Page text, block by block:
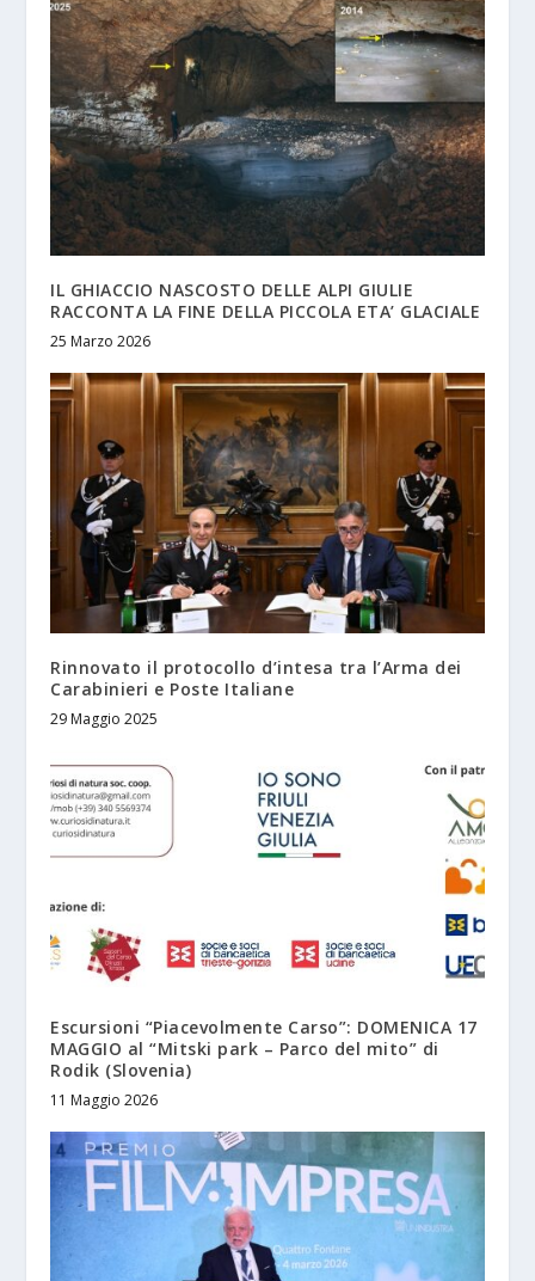
IL GHIACCIO NASCOSTO DELLE ALPI GIULIE
RACCONTA LA FINE DELLA PICCOLA ETA’ GLACIALE
25 Marzo 2026
Rinnovato il protocollo d’intesa tra l’Arma dei
Carabinieri e Poste Italiane
29 Maggio 2025
Escursioni “Piacevolmente Carso”: DOMENICA 17
MAGGIO al “Mitski park – Parco del mito” di
Rodik (Slovenia)
11 Maggio 2026